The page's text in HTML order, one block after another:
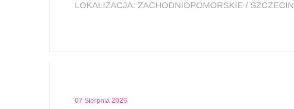
LOKALIZACJA: ZACHODNIOPOMORSKIE / SZCZECIN
07 Sierpnia 2026